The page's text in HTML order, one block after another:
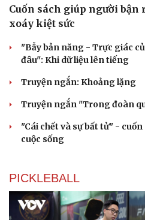
Cuốn sách giúp người
xoáy kiệt sức
"Bẫy bản năng - Trực giác
đâu": Khi dữ liệu lên tiếng
Truyện ngắn: Khoảng lặng
Truyện ngắn "Trong đoàn
"Cái chết và sự bất tử" -
cuộc sống
PICKLEBALL